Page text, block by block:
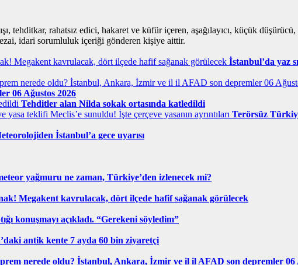
tehditkar, rahatsız edici, hakaret ve küfür içeren, aşağılayıcı, küçük
idari sorumluluk içeriği gönderen kişiye aittir.
İstanbul’da yaz
06 Ağustos 2026
Tehditler alan Nilda sokak ortasında katledildi
Terörsüz
İstanbul’a gece uyarısı
yağmuru ne zaman, Türkiye’den izlenecek mi?
Megakent kavrulacak, dört ilçede hafif sağanak görülecek
konuşmayı açıkladı. “Gerekeni söyledim”
antik kente 7 ayda 60 bin ziyaretçi
nerede oldu? İstanbul, Ankara, İzmir ve il il AFAD son depremler 06